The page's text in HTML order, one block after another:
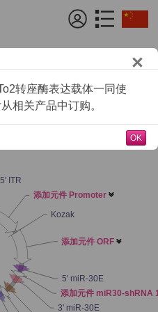
扰Tol2载体
5' ITR
添加元件 Promoter 
Kozak
添加元件 ORF 
5' miR-30E
添加元件 miR30-shRNA
3' miR-30E
转座酶表达载体一同使
相关产品中订购。
OK